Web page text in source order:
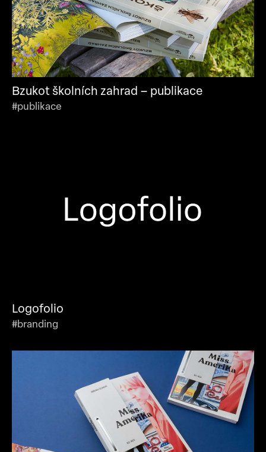
Bzukot školních zahrad – publikace
#publikace
Logofolio
#branding